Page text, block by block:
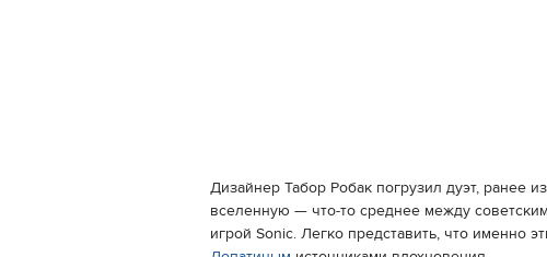
Дизайнер Табор Робак погрузил дуэт, ранее
вселенную — что-то среднее между
игрой Sonic. Легко представить, что именно